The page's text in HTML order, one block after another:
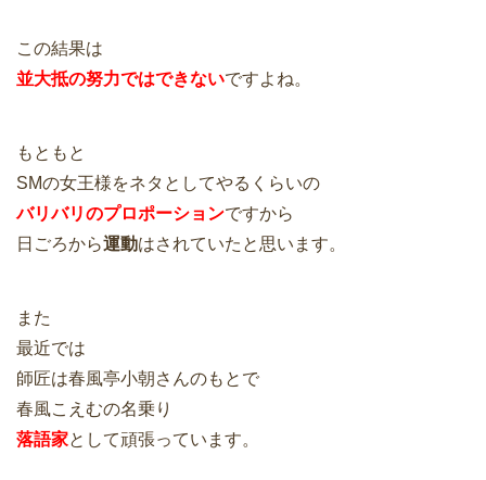
この結果は
並大抵の努力ではできないですよね。
もともと
SMの女王様をネタとしてやるくらいの
バリバリのプロポーションですから
日ごろから運動はされていたと思います。
また
最近では
師匠は春風亭小朝さんのもとで
春風こえむの名乗り
落語家として頑張っています。